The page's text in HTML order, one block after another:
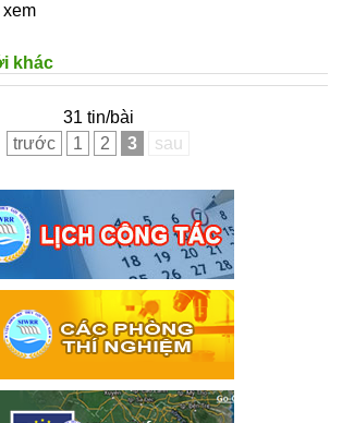
khác
31 tin/bài
trước
1 2 3 sau